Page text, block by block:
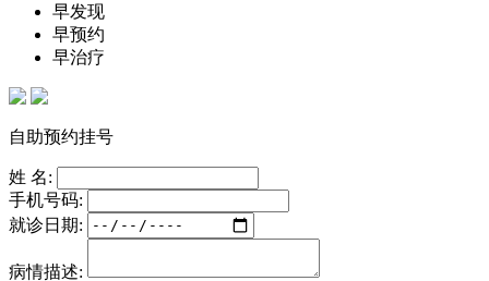
早发现
早预约
早治疗
自助预约挂号
姓 名:
手机号码:
就诊日期:
病情描述: